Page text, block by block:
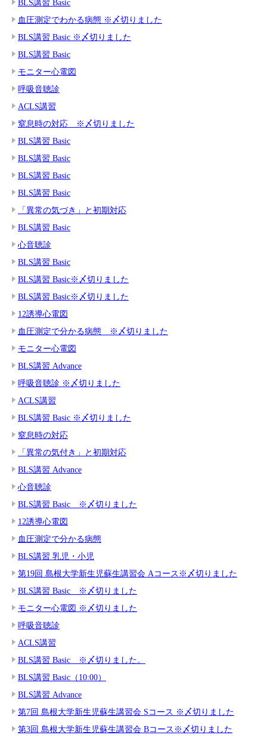
BLS講習 Basic
血圧測定でわかる病態 ※〆切りました
BLS講習 Basic ※〆切りました
BLS講習 Basic
モニター心電図
呼吸音聴診
ACLS講習
窒息時の対応 ※〆切りました
BLS講習 Basic
BLS講習 Basic
BLS講習 Basic
BLS講習 Basic
「異常の気づき」と初期対応
BLS講習 Basic
心音聴診
BLS講習 Basic
BLS講習 Basic※〆切りました
BLS講習 Basic※〆切りました
12誘導心電図
血圧測定で分かる病態 ※〆切りました
モニター心電図
BLS講習 Advance
呼吸音聴診 ※〆切りました
ACLS講習
BLS講習 Basic ※〆切りました
窒息時の対応
「異常の気付き」と初期対応
BLS講習 Advance
心音聴診
BLS講習 Basic ※〆切りました
12誘導心電図
血圧測定で分かる病態
BLS講習 乳児・小児
第19回 島根大学新生児蘇生講習会 Aコース※〆切りました
BLS講習 Basic ※〆切りました
モニター心電図 ※〆切りました
呼吸音聴診
ACLS講習
BLS講習 Basic ※〆切りました。
BLS講習 Basic（10:00）
BLS講習 Advance
第7回 島根大学新生児蘇生講習会 Sコース ※〆切りました
第3回 島根大学新生児蘇生講習会 Bコース※〆切りました